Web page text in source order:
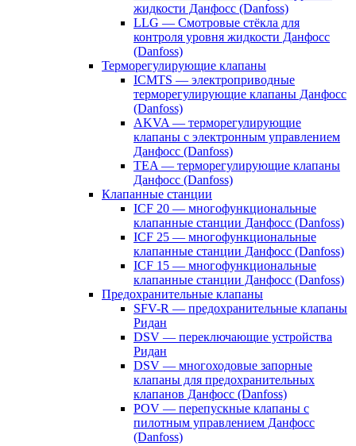
жидкости Данфосс (Danfoss)
LLG — Смотровые стёкла для
контроля уровня жидкости Данфосс
(Danfoss)
Терморегулирующие клапаны
ICMTS — электроприводные
терморегулирующие клапаны Данфосс
(Danfoss)
AKVA — терморегулирующие
клапаны с электронным управлением
Данфосс (Danfoss)
TEA — терморегулирующие клапаны
Данфосс (Danfoss)
Клапанные станции
ICF 20 — многофункциональные
клапанные станции Данфосс (Danfoss)
ICF 25 — многофункциональные
клапанные станции Данфосс (Danfoss)
ICF 15 — многофункциональные
клапанные станции Данфосс (Danfoss)
Предохранительные клапаны
SFV-R — предохранительные клапаны
Ридан
DSV — переключающие устройства
Ридан
DSV — многоходовые запорные
клапаны для предохранительных
клапанов Данфосс (Danfoss)
POV — перепускные клапаны с
пилотным управлением Данфосс
(Danfoss)